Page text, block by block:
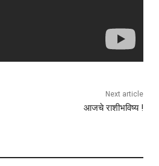
Next article
आजचे राशीभविष्य !